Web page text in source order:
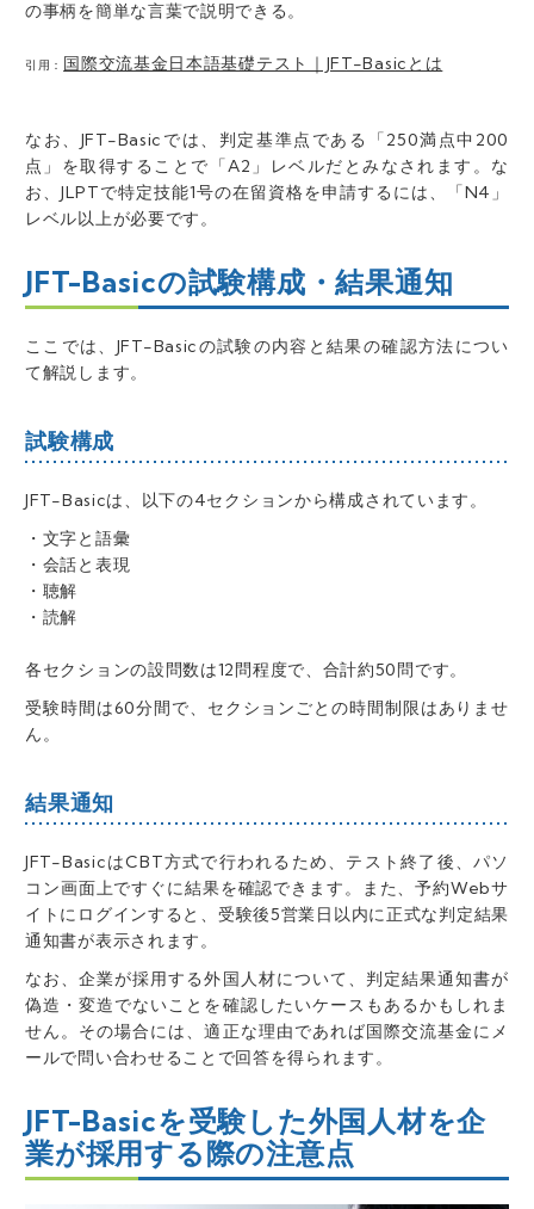
の事柄を簡単な言葉で説明できる。
引用： 国際交流基金日本語基礎テスト｜JFT-Basicとは
なお、 JFT-Basicでは、判定基準点である「250満点中200
点」を取得することで「A2」レベルだとみなされます。な
お、JLPTで特定技能1号の在留資格を申請するには、「N4」
レベル以上が必要です。
JFT-Basicの試験構成・結果通知
ここでは、JFT-Basicの試験の内容と結果の確認方法につい
て解説します。
試験構成
JFT-Basicは、以下の4セクションから構成されています。
・文字と語彙
・会話と表現
・聴解
・読解
各セクションの設問数は12問程度で、合計約50問です。
受験時間は60分間で、セクションごとの時間制限はありませ
ん。
結果通知
JFT-BasicはCBT方式で行われるため、テスト終了後、パソ
コン画面上ですぐに結果を確認できます。また、予約Webサ
イトにログインすると、受験後5営業日以内に正式な判定結果
通知書が表示されます。
なお、企業が採用する外国人材について、判定結果通知書が
偽造・変造でないことを確認したいケースもあるかもしれま
せん。その場合には、適正な理由であれば国際交流基金にメ
ールで問い合わせることで回答を得られます。
JFT-Basicを受験した外国人材を企
業が採用する際の注意点